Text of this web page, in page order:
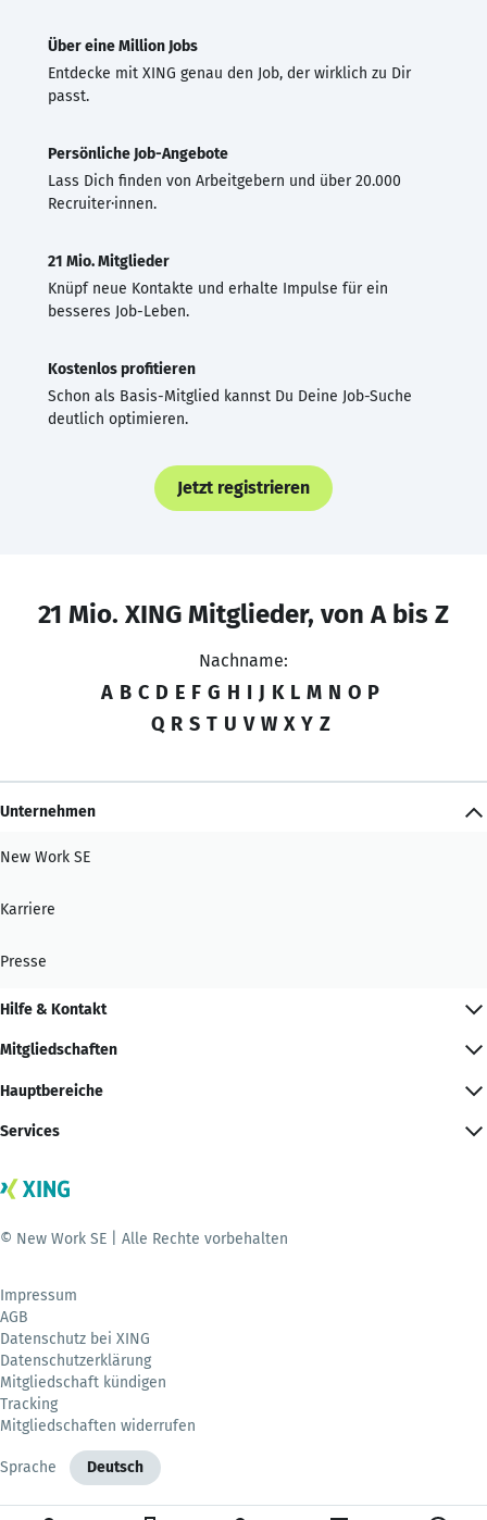
Über eine Million Jobs
Entdecke mit XING genau den Job, der wirklich zu Dir
passt.
Persönliche Job-Angebote
Lass Dich finden von Arbeitgebern und über 20.000
Recruiter·innen.
21 Mio. Mitglieder
Knüpf neue Kontakte und erhalte Impulse für ein
besseres Job-Leben.
Kostenlos profitieren
Schon als Basis-Mitglied kannst Du Deine Job-Suche
deutlich optimieren.
Jetzt registrieren
21 Mio. XING Mitglieder, von A bis Z
Nachname:
A B C D E F G H I J K L M N O P
Q R S T U V W X Y Z
Unternehmen
New Work SE
Karriere
Presse
Hilfe & Kontakt
Mitgliedschaften
Hauptbereiche
Services
© New Work SE | Alle Rechte vorbehalten
Impressum
AGB
Datenschutz bei XING
Datenschutzerklärung
Mitgliedschaft kündigen
Tracking
Mitgliedschaften widerrufen
Sprache Deutsch